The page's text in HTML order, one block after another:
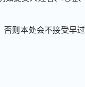
则本处会不接受早